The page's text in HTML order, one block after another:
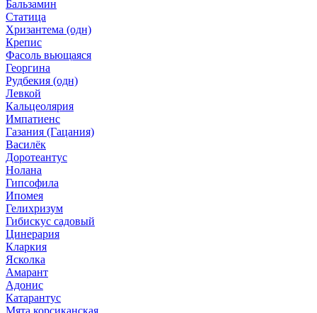
Бальзамин
Статица
Хризантема (одн)
Крепис
Фасоль вьющаяся
Георгина
Рудбекия (одн)
Левкой
Кальцеолярия
Импатиенс
Газания (Гацания)
Василёк
Доротеантус
Нолана
Гипсофила
Ипомея
Гелихризум
Гибискус садовый
Цинерария
Кларкия
Ясколка
Амарант
Адонис
Катарантус
Мята корсиканская